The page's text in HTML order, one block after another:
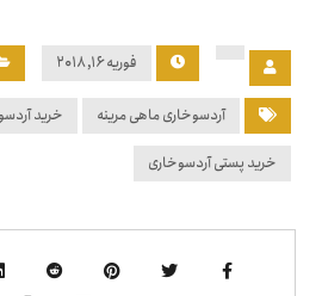
فوریه ۱۶, ۲۰۱۸
آردسوخاری ماهی مرینه خرید
خرید پستی آردسوخاری